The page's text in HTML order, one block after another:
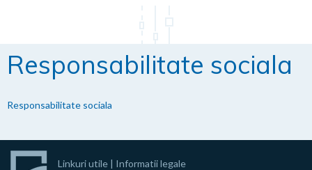
Responsabilitate sociala
Responsabilitate sociala
Linkuri utile | Informatii legale